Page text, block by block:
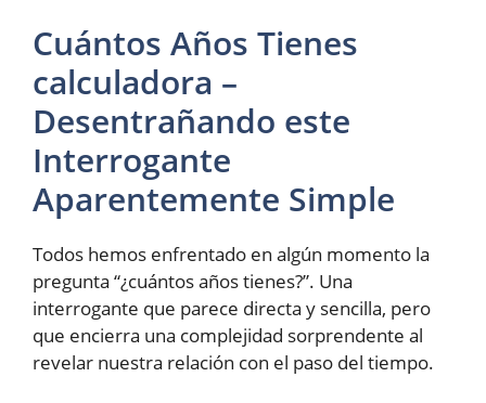
Cuántos Años Tienes
calculadora –
Desentrañando este
Interrogante
Aparentemente Simple
Todos hemos enfrentado en algún momento la
pregunta “¿cuántos años tienes?”. Una
interrogante que parece directa y sencilla, pero
que encierra una complejidad sorprendente al
revelar nuestra relación con el paso del tiempo.